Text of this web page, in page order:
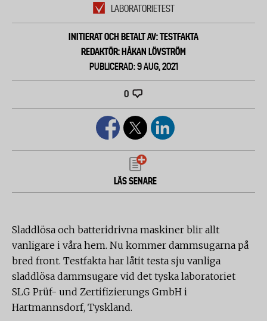
LABORATORIETEST
INITIERAT OCH BETALT AV: TESTFAKTA
REDAKTÖR: HÅKAN LÖVSTRÖM
PUBLICERAD: 9 AUG, 2021
0
LÄS SENARE
Sladdlösa och batteridrivna maskiner blir allt
vanligare i våra hem. Nu kommer dammsugarna på
bred front. Testfakta har låtit testa sju vanliga
sladdlösa dammsugare vid det tyska laboratoriet
SLG Prüf- und Zertifizierungs GmbH i
Hartmannsdorf, Tyskland.